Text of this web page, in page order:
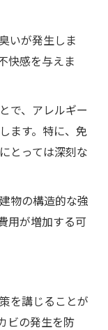
いが発生しま
快感を与えま
で、アレルギー
ます。特に、免
とっては深刻な
物の構造的な強
用が増加する可
を講じることが
ビの発生を防